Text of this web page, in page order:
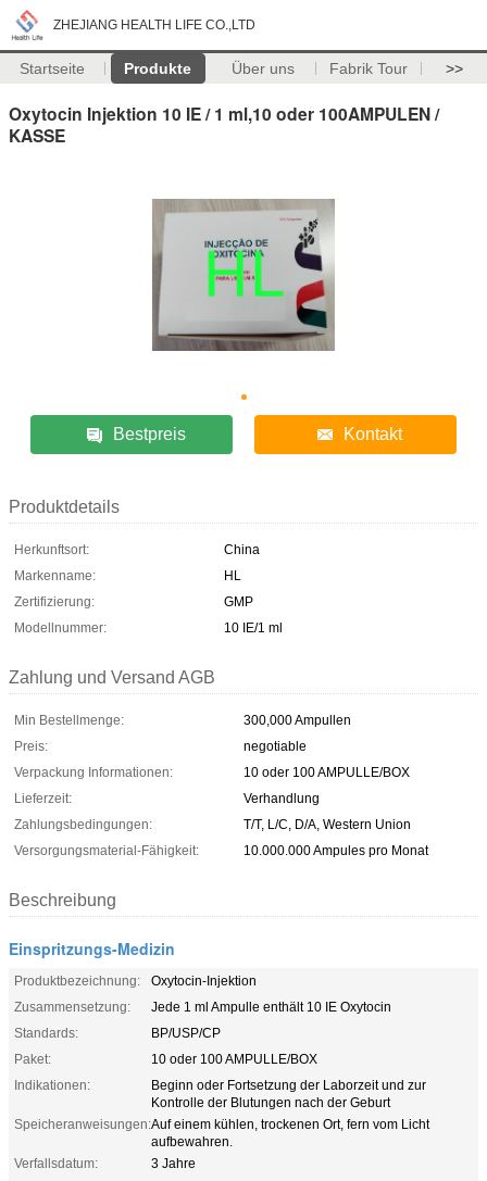
ZHEJIANG HEALTH LIFE CO.,LTD
Startseite Produkte Über uns Fabrik Tour >>
Oxytocin Injektion 10 IE / 1 ml,10 oder 100AMPULEN /
KASSE
Bestpreis Kontakt
Produktdetails
Herkunftsort:
China
Markenname:
HL
Zertifizierung:
GMP
Modellnummer:
10 IE/1 ml
Zahlung und Versand AGB
Min Bestellmenge:
300,000 Ampullen
Preis:
negotiable
Verpackung Informationen:
10 oder 100 AMPULLE/BOX
Lieferzeit:
Verhandlung
Zahlungsbedingungen:
T/T, L/C, D/A, Western Union
Versorgungsmaterial-Fähigkeit:
10.000.000 Ampules pro Monat
Beschreibung
Einspritzungs-Medizin
Produktbezeichnung:
Oxytocin-Injektion
Zusammensetzung:
Jede 1 ml Ampulle enthält 10 IE Oxytocin
Standards:
BP/USP/CP
Paket:
10 oder 100 AMPULLE/BOX
Indikationen:
Beginn oder Fortsetzung der Laborzeit und zur
Kontrolle der Blutungen nach der Geburt
Speicheranweisungen:Auf einem kühlen, trockenen Ort, fern vom Licht
aufbewahren.
Verfallsdatum:
3 Jahre